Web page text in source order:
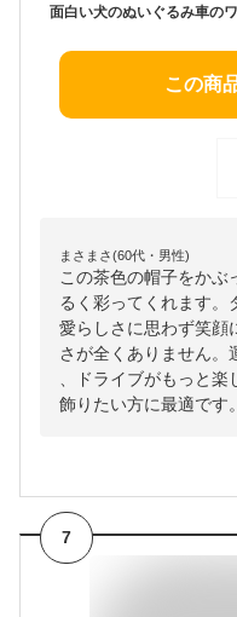
この商
まさまさ(60代・男性)
この茶色の帽子をかぶ
るく彩ってくれます。
愛らしさに思わず笑顔
さが全くありません。
、ドライブがもっと楽
飾りたい方に最適です
7